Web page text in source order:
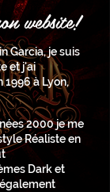
website!
Garcia, je suis
et j'ai
à Lyon,
2000 je me
Réaliste en
Dark et